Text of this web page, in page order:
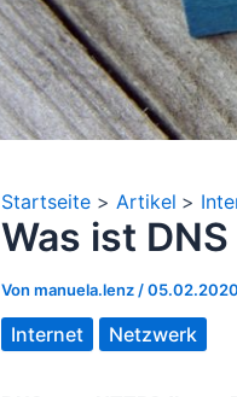
Startseite Artikel
Was ist
Von manuela.lenz/05.02.2020
Internet Netzwerk